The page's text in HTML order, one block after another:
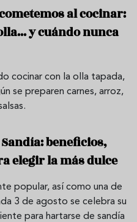
al cocinar:
y cuándo nunca
cocinar con la olla tapada,
se preparen carnes, arroz,
beneficios,
elegir la más dulce
popular, así como una de
3 de agosto se celebra su
para hartarse de sandía